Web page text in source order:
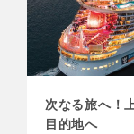
次なる旅へ！
目的地へ